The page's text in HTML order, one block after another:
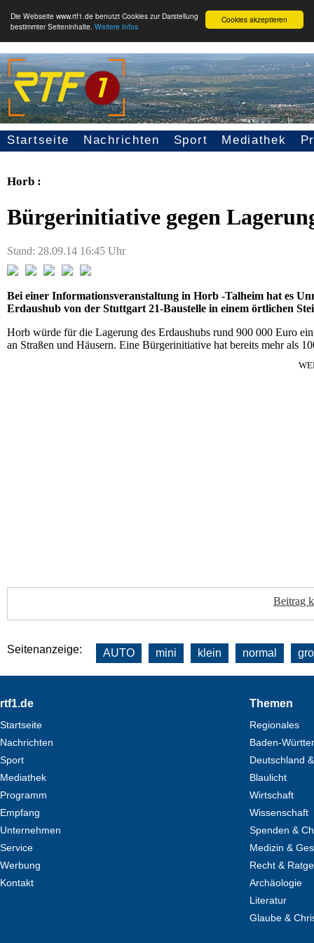
Cookies akzeptieren
Die Webseite www.rtf1.de benutzt Cookies zur Darstellung
bestimmter Seiteninhalte. Weitere Infos
Seitennavigation
Startseite Nachrichten Sport Mediathek
Horb :
Bürgerinitiative gegen
Stand: 28.09.14 16:45 Uhr
Bei einer Informationsveranstaltung in Horb -Talheim hat es
Erdaushub von der Stuttgart 21-Baustelle in einem örtlichen
Horb würde für die Lagerung des Erdaushubs rund 900 000 Euro
an Straßen und Häusern. Eine Bürgerinitiative hat bereits mehr als
Beitrag
Seitenanzeige: AUTO mini klein normal
Footer
rtf1.de
Startseite
Nachrichten
Sport
Mediathek
Programm
Empfang
Unternehmen
Service
Werbung
Kontakt
Themen
Regionales
Baden-
Deutschland
Blaulicht
Wirtschaft
Wissenschaft
Spenden &
Medizin &
Recht &
Archäologie
Literatur
Glaube &